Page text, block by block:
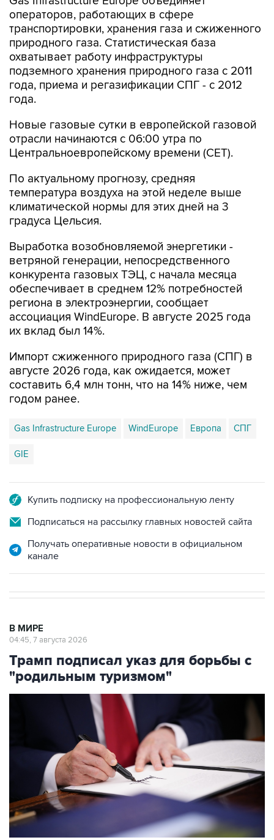
операторов, работающих в сфере
транспортировки, хранения газа и сжиженного
природного газа. Статистическая база
охватывает работу инфраструктуры
подземного хранения природного газа с 2011
года, приема и регазификации СПГ - с 2012
года.
Новые газовые сутки в европейской газовой
отрасли начинаются c 06:00 утра по
Центральноевропейскому времени (CET).
По актуальному прогнозу, средняя
температура воздуха на этой неделе выше
климатической нормы для этих дней на 3
градуса Цельсия.
Выработка возобновляемой энергетики -
ветряной генерации, непосредственного
конкурента газовых ТЭЦ, с начала месяца
обеспечивает в среднем 12% потребностей
региона в электроэнергии, сообщает
ассоциация WindEurope. В августе 2025 года
их вклад был 14%.
Импорт сжиженного природного газа (СПГ) в
августе 2026 года, как ожидается, может
составить 6,4 млн тонн, что на 14% ниже, чем
годом ранее.
Gas Infrastructure Europe WindEurope Европа СПГ
GIE
Купить подписку на профессиональную ленту
Подписаться на рассылку главных новостей сайта
Получать оперативные новости в официальном
канале
В МИРЕ
04:45, 7 августа 2026
Трамп подписал указ для борьбы с
"родильным туризмом"